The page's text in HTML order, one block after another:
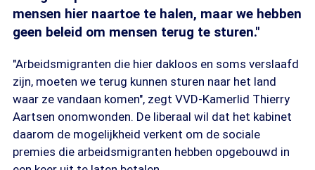
mensen hier naartoe te halen, maar we hebben
geen beleid om mensen terug te sturen."
"Arbeidsmigranten die hier dakloos en soms verslaafd
zijn, moeten we terug kunnen sturen naar het land
waar ze vandaan komen", zegt VVD-Kamerlid Thierry
Aartsen onomwonden. De liberaal wil dat het kabinet
daarom de mogelijkheid verkent om de sociale
premies die arbeidsmigranten hebben opgebouwd in